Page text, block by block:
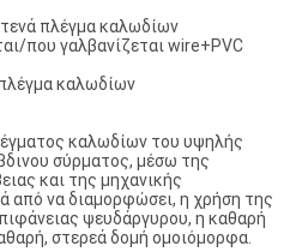
πλέγμα καλωδίων
που γαλβανίζεται wire+PVC
καλωδίων
καλωδίων του υψηλής
σύρματος, μέσω της
και της μηχανικής
από να διαμορφώσει, η χρήση της
ψευδάργυρου, η καθαρή
στερεά δομή ομοιόμορφα.